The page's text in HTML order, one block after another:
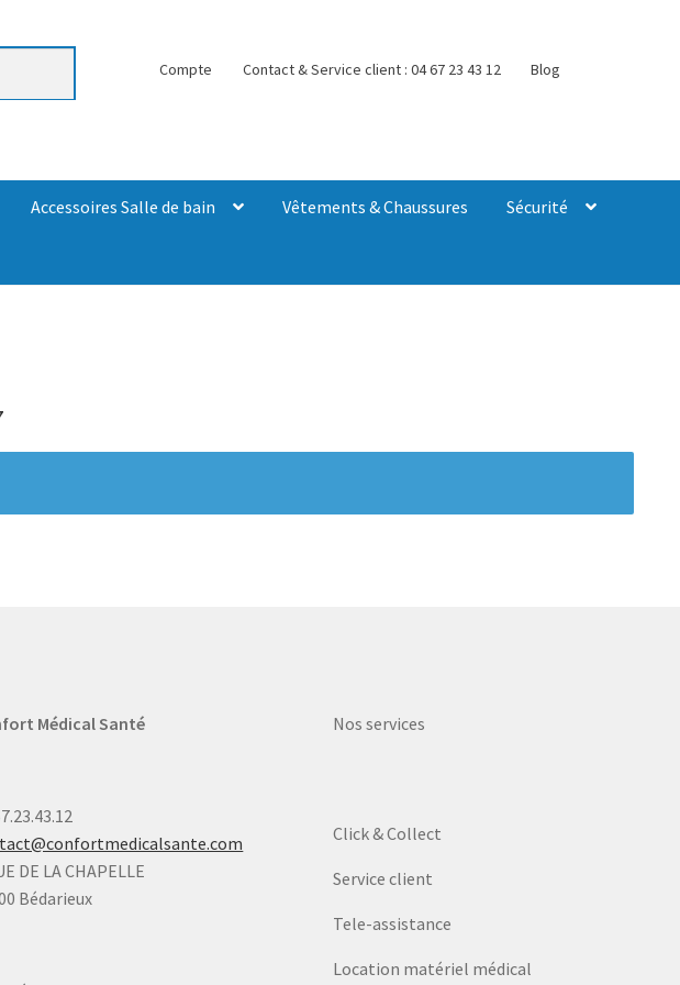
Compte Contact & Service client : 04 67 23 43 12 Blog
Accessoires Salle de bain Vêtements & Chaussures Sécurité
Médical Santé
DE LA CHAPELLE
Bédarieux
Nos services
Click & Collect
Service client
Tele-assistance
Location matériel médical